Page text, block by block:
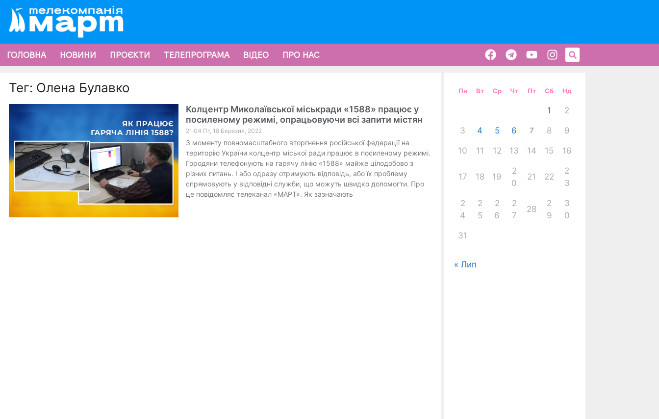
ГОЛОВНА НОВИНИ ПРОЄКТИ ТЕЛЕПРОГРАМА ВІДЕО ПРО НАС
Тег: Олена Булавко
Колцентр Миколаївської міськради «1588» працює у
посиленому режимі, опрацьовуючи всі запити містян
21:04 Пт, 18 Березня, 2022
З моменту повномасштабного вторгнення російської федерації на
територію України колцентр міської ради працює в посиленому режимі.
Городяни телефонують на гарячу лінію «1588» майже цілодобово з
різних питань. І або одразу отримують відповідь, або їх проблему
спрямовують у відповідні служби, що можуть швидко допомогти. Про
це повідомляє телеканал «МАРТ». Як зазначають
Пн Вт Ср Чт Пт Сб Нд
1 2
3 4 5 6 7 8 9
10 11 12 13 14 15 16
17 18 19
2
0
21 22
2
3
2
4
2
5
2
6
2
7
28
2
9
3
0
31
« Лип